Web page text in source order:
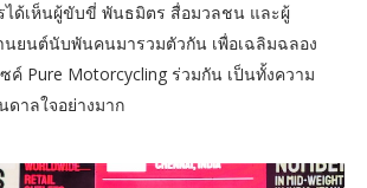
ได้เห็นผู้ขับขี่ พันธมิตร สื่อมวลชน และผู้
นยนต์นับพันคนมารวมตัวกัน เพื่อเฉลิมฉลอง
ค์ Pure Motorcycling ร่วมกัน เป็นทั้งความ
ดาลใจอย่างมาก